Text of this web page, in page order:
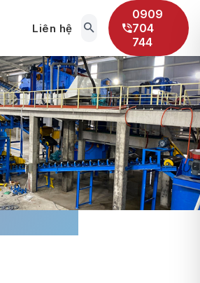
Liên hệ
0909
704
744